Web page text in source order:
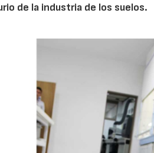
de la industria de los suelos.